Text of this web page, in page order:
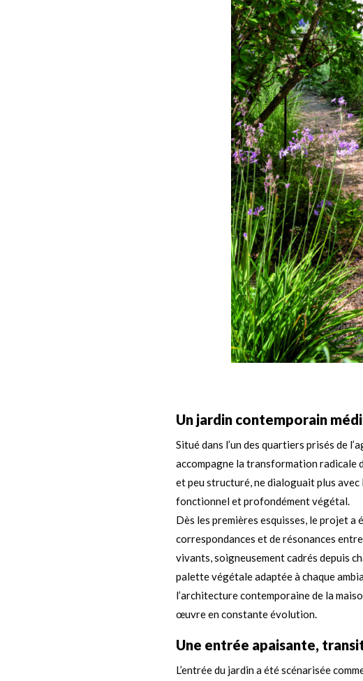
Un jardin contemporain
Situé dans l’un des quartiers prisés de
accompagne la transformation radicale
et peu structuré, ne dialoguait plus avec
fonctionnel et profondément végétal.
Dès les premières esquisses, le projet
correspondances et de résonances
vivants, soigneusement cadrés depuis
palette végétale adaptée à chaque
l’architecture contemporaine de la
œuvre en constante évolution.
Une entrée apaisante,
L’entrée du jardin a été scénarisée